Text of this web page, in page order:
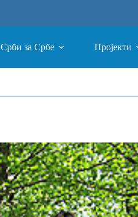
Срби за Србе Пројекти